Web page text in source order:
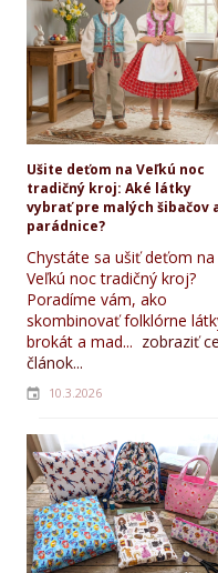
Ušite deťom na Veľkú noc
tradičný kroj: Aké látky
vybrať pre malých šibačov
parádnice?
Chystáte sa ušiť deťom na
Veľkú noc tradičný kroj?
Poradíme vám, ako
skombinovať folklórne
brokát a mad... zobraziť
článok...
10.3.2026